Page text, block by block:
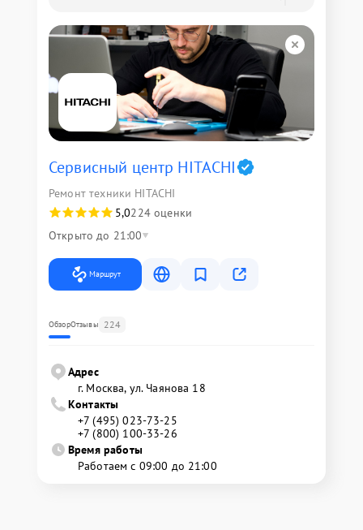
Сервисный центр HITACHI
Ремонт техники HITACHI
5,0224 оценки
Открыто до 21:00
Маршрут
ОбзорОтзывы 224
Адрес
г. Москва, ул. Чаянова 18
Контакты
+7 (495) 023-73-25
+7 (800) 100-33-26
Время работы
Работаем с 09:00 до 21:00